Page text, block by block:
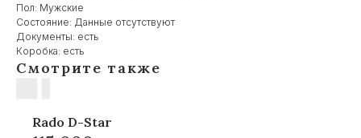
Пол: Мужские
Состояние: Данные отсутствуют
Документы: есть
Коробка: есть
Смотрите также
Rado D-Star